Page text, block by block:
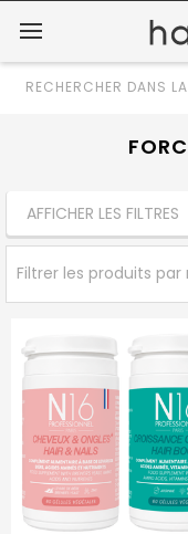
Rechercher
AFFICHER LES FILTRES